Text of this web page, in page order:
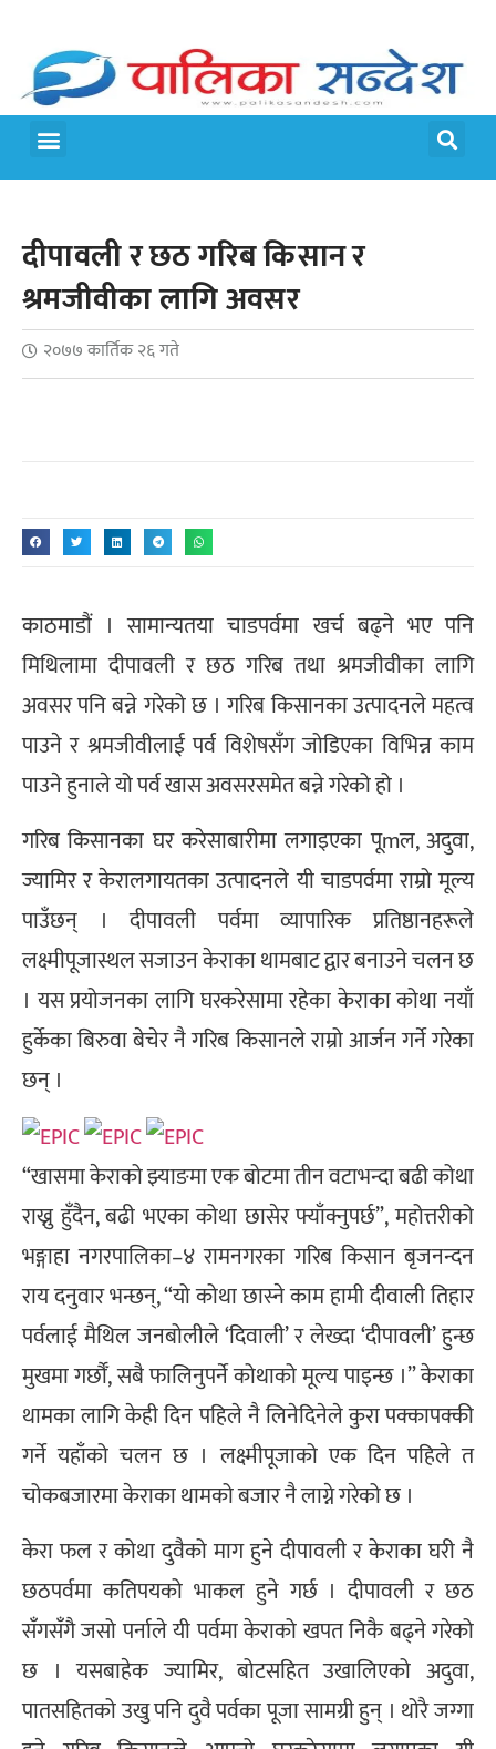
दीपावली र छठ गरिब किसान र
श्रमजीवीका लागि अवसर
२०७७ कार्तिक २६ गते
काठमाडौं । सामान्यतया चाडपर्वमा खर्च बढ्ने भए पनि
मिथिलामा दीपावली र छठ गरिब तथा श्रमजीवीका लागि
अवसर पनि बन्ने गरेको छ । गरिब किसानका उत्पादनले महत्व
पाउने र श्रमजीवीलाई पर्व विशेषसँग जोडिएका विभिन्न काम
पाउने हुनाले यो पर्व खास अवसरसमेत बन्ने गरेको हो ।
गरिब किसानका घर करेसाबारीमा लगाइएका पूmल, अदुवा,
ज्यामिर र केरालगायतका उत्पादनले यी चाडपर्वमा राम्रो मूल्य
पाउँछन् । दीपावली पर्वमा व्यापारिक प्रतिष्ठानहरूले
लक्ष्मीपूजास्थल सजाउन केराका थामबाट द्वार बनाउने चलन छ
। यस प्रयोजनका लागि घरकरेसामा रहेका केराका कोथा नयाँ
हुर्केका बिरुवा बेचेर नै गरिब किसानले राम्रो आर्जन गर्ने गरेका
छन् ।
“खासमा केराको झ्याङमा एक बोटमा तीन वटाभन्दा बढी कोथा
राख्नु हुँदैन, बढी भएका कोथा छासेर फ्याँक्नुपर्छ”, महोत्तरीको
भङ्गाहा नगरपालिका–४ रामनगरका गरिब किसान बृजनन्दन
राय दनुवार भन्छन्, “यो कोथा छास्ने काम हामी दीवाली तिहार
पर्वलाई मैथिल जनबोलीले ‘दिवाली’ र लेख्दा ‘दीपावली’ हुन्छ
मुखमा गर्छौँ, सबै फालिनुपर्ने कोथाको मूल्य पाइन्छ ।” केराका
थामका लागि केही दिन पहिले नै लिनेदिनेले कुरा पक्कापक्की
गर्ने यहाँको चलन छ । लक्ष्मीपूजाको एक दिन पहिले त
चोकबजारमा केराका थामको बजार नै लाग्ने गरेको छ ।
केरा फल र कोथा दुवैको माग हुने दीपावली र केराका घरी नै
छठपर्वमा कतिपयको भाकल हुने गर्छ । दीपावली र छठ
सँगसँगै जसो पर्नाले यी पर्वमा केराको खपत निकै बढ्ने गरेको
छ । यसबाहेक ज्यामिर, बोटसहित उखालिएको अदुवा,
पातसहितको उखु पनि दुवै पर्वका पूजा सामग्री हुन् । थोरै जग्गा